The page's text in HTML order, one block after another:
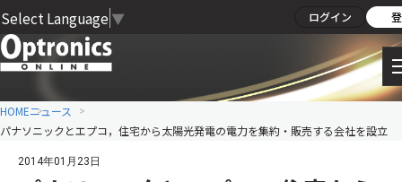
Select Language ▼ ログイン
HOMEニュース
パナソニックとエプコ，住宅から太陽光発電の電力を集約・販売する会社を設立
2014年01月23日